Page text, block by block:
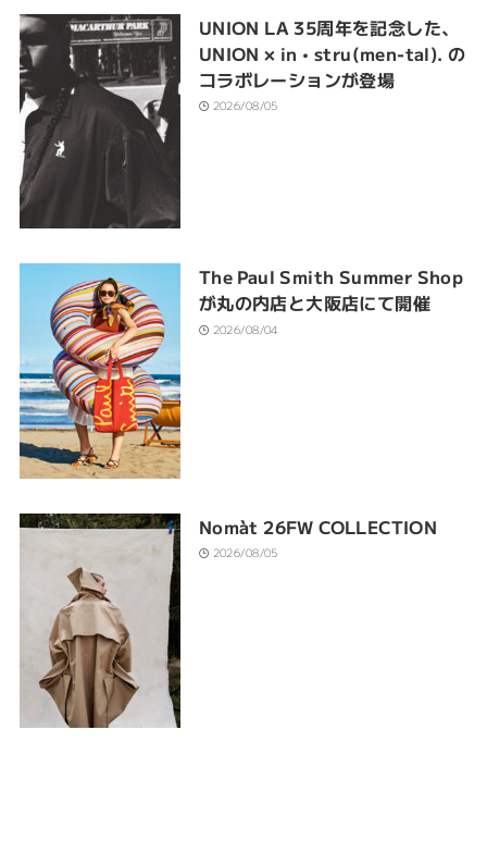
UNION LA 35周年を記念した、
UNION × in • stru(men-tal). の
コラボレーションが登場
2026/08/05
The Paul Smith Summer Shop
が丸の内店と大阪店にて開催
2026/08/04
Nomàt 26FW COLLECTION
2026/08/05